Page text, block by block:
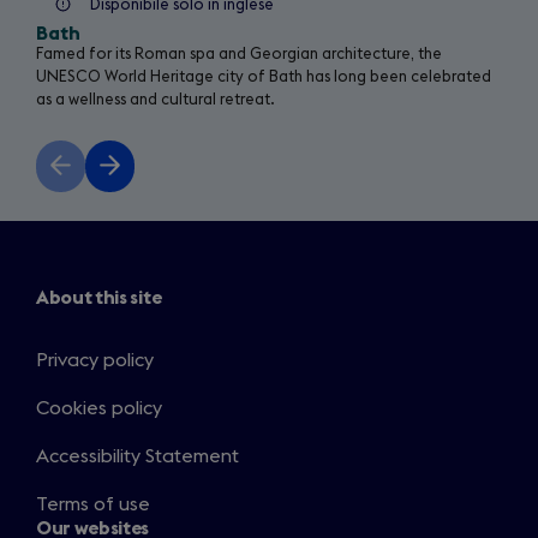
Disponibile solo in inglese
Bath
Famed for its Roman spa and Georgian architecture, the
UNESCO World Heritage city of Bath has long been celebrated
as a wellness and cultural retreat.
Previous
slide
Next
slide
About this site
Privacy policy
Cookies policy
Accessibility Statement
Terms of use
Our websites